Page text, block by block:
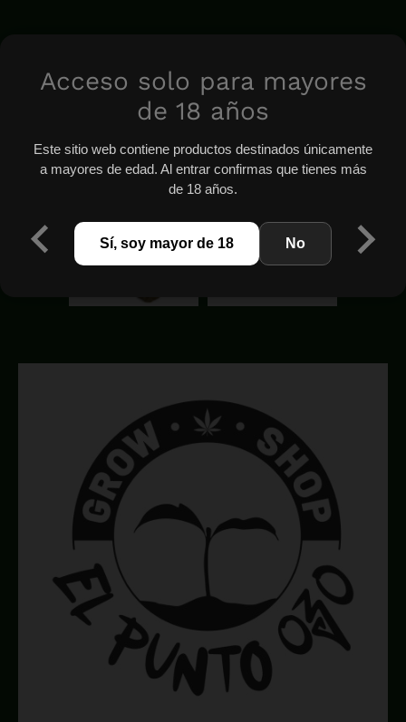
Acceso solo para mayores
de 18 años
Este sitio web contiene productos destinados únicamente
a mayores de edad. Al entrar confirmas que tienes más
de 18 años.
Sí, soy mayor de 18 No